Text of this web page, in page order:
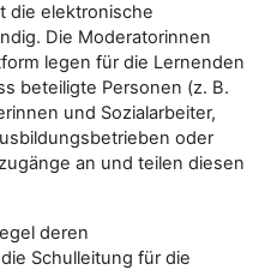
die elektronische
Die Moderatorinnen
legen für die Lernenden
beteiligte Personen (z. B.
und Sozialarbeiter,
oder
an und teilen diesen
deren
Schulleitung für die